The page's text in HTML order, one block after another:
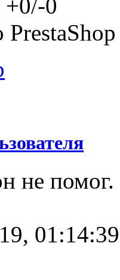
+0/-0
не помог.
01:14:39